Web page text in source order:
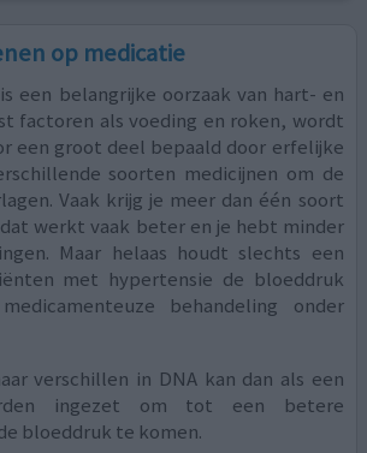
op medicatie
een belangrijke oorzaak van hart- en
factoren als voeding en roken, wordt
een groot deel bepaald door erfelijke
soorten medicijnen om de
Vaak krijg je meer dan één soort
werkt vaak beter en je hebt minder
Maar helaas houdt slechts een
met hypertensie de bloeddruk
behandeling onder
verschillen in DNA kan dan als een
ingezet om tot een betere
bloeddruk te komen.